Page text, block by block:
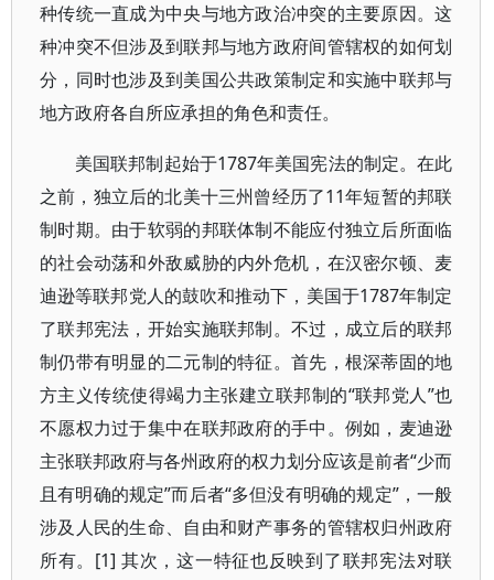
种传统一直成为中央与地方政治冲突的主要原因。这
种冲突不但涉及到联邦与地方政府间管辖权的如何划
分，同时也涉及到美国公共政策制定和实施中联邦与
地方政府各自所应承担的角色和责任。
美国联邦制起始于1787年美国宪法的制定。在此
之前，独立后的北美十三州曾经历了11年短暂的邦联
制时期。由于软弱的邦联体制不能应付独立后所面临
的社会动荡和外敌威胁的内外危机，在汉密尔顿、麦
迪逊等联邦党人的鼓吹和推动下，美国于1787年制定
了联邦宪法，开始实施联邦制。不过，成立后的联邦
制仍带有明显的二元制的特征。首先，根深蒂固的地
方主义传统使得竭力主张建立联邦制的“联邦党人”也
不愿权力过于集中在联邦政府的手中。例如，麦迪逊
主张联邦政府与各州政府的权力划分应该是前者“少而
且有明确的规定”而后者“多但没有明确的规定”，一般
涉及人民的生命、自由和财产事务的管辖权归州政府
所有。[1] 其次，这一特征也反映到了联邦宪法对联